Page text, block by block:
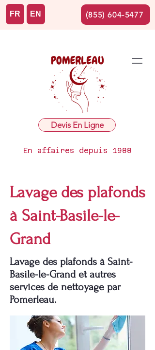
Devis En Ligne
En affaires depuis 1988
FR EN (855) 604-5477
Lavage des plafonds
à Saint-Basile-le-
Grand
Lavage des plafonds à Saint-
Basile-le-Grand et autres
services de nettoyage par
Pomerleau.